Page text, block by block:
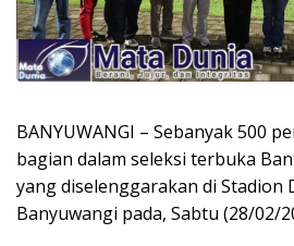
BANYUWANGI – Sebanyak 500
bagian dalam seleksi terbuka
yang diselenggarakan di Stadion
Banyuwangi pada, Sabtu (28/02/